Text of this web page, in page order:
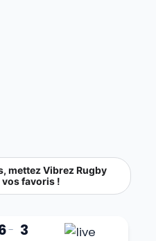
mettez Vibrez Rugby
vos favoris !
- 3